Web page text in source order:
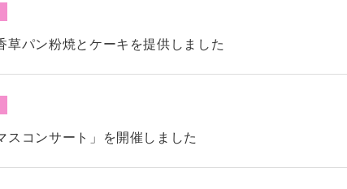
草パン粉焼とケーキを提供しました
スコンサート」を開催しました